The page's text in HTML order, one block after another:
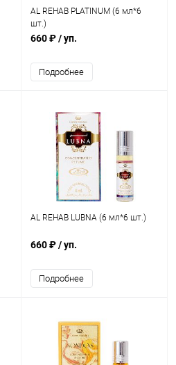
AL REHAB PLATINUM (6 мл*6
шт.)
660 ₽/ уп.
Подробнее
AL REHAB LUBNA (6 мл*6 шт.)
660 ₽/ уп.
Подробнее